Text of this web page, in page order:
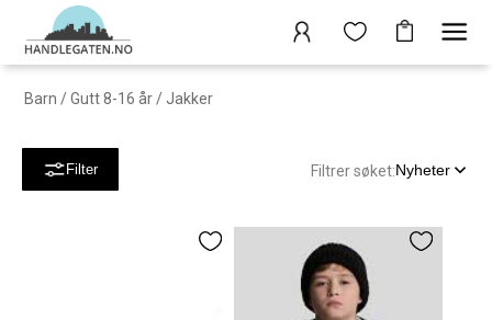
Barn /Gutt 8-16 år / Jakker
Filter Filtrer søket:Nyheter